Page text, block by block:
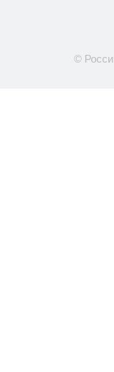
©